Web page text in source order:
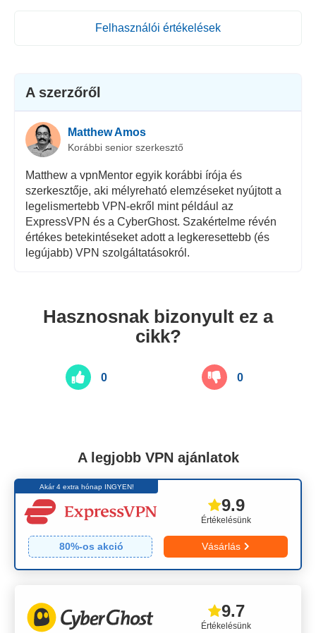
Felhasználói értékelések
A szerzőről
Matthew Amos
Korábbi senior szerkesztő
Matthew a vpnMentor egyik korábbi írója és
szerkesztője, aki mélyreható elemzéseket nyújtott a
legelismertebb VPN-ekről mint például az
ExpressVPN és a CyberGhost. Szakértelme révén
értékes betekintéseket adott a legkeresettebb (és
legújabb) VPN szolgáltatásokról.
Hasznosnak bizonyult ez a
cikk?
0 0
A legjobb VPN ajánlatok
Akár 4 extra hónap INGYEN!
Értékelésünk
9.9
80%-os akció Vásárlás
Értékelésünk
9.7